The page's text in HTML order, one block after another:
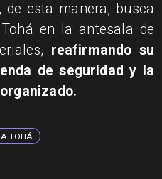
de esta manera, busca
en la antesala de
reafirmando su
de seguridad y la
TOHÁ